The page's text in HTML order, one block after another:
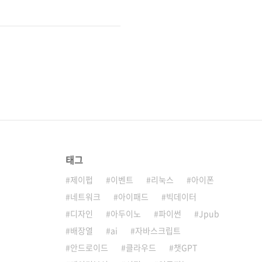
태그
제이펍 이벤트 리눅스
아이폰
네트워크
아이패드
빅데이터
디자인
아두이노 파이썬
Jpub
배장열
ai
자바스크립트
안드로이드
클라우드
챗GPT